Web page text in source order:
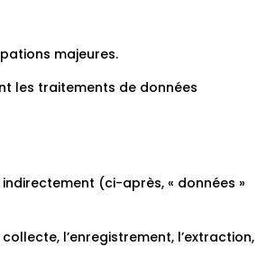
majeures.
les traitements de données
(ci-après, « données »
l’enregistrement, l’extraction,